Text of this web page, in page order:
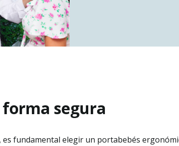
segura
fundamental elegir un portabebés